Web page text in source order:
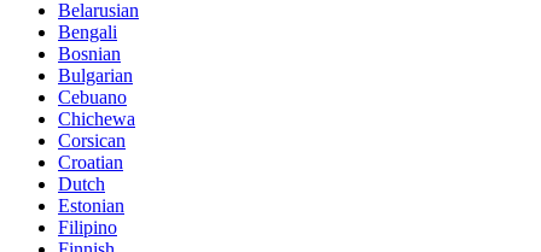
Belarusian
Bengali
Bosnian
Bulgarian
Cebuano
Chichewa
Corsican
Croatian
Dutch
Estonian
Filipino